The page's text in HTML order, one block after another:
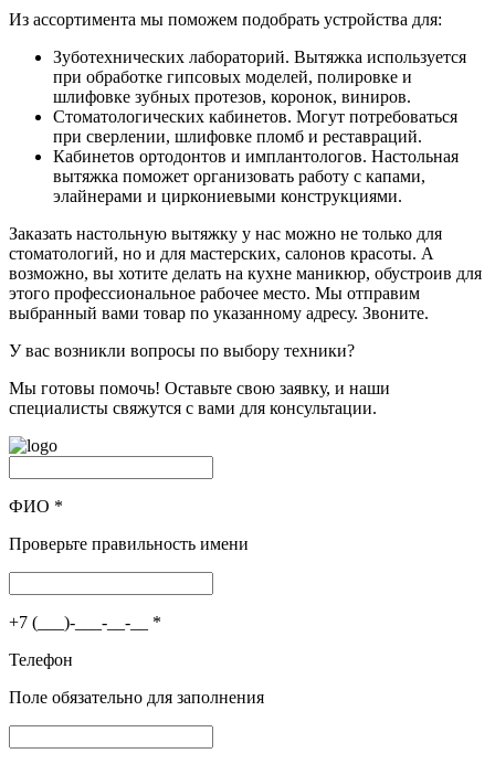
Из ассортимента мы поможем подобрать устройства для:
Зуботехнических лабораторий. Вытяжка используется
при обработке гипсовых моделей, полировке и
шлифовке зубных протезов, коронок, виниров.
Стоматологических кабинетов. Могут потребоваться
при сверлении, шлифовке пломб и реставраций.
Кабинетов ортодонтов и имплантологов. Настольная
вытяжка поможет организовать работу с капами,
элайнерами и циркониевыми конструкциями.
Заказать настольную вытяжку у нас можно не только для
стоматологий, но и для мастерских, салонов красоты. А
возможно, вы хотите делать на кухне маникюр, обустроив для
этого профессиональное рабочее место. Мы отправим
выбранный вами товар по указанному адресу. Звоните.
У вас возникли вопросы по выбору техники?
Мы готовы помочь! Оставьте свою заявку, и наши
специалисты свяжутся с вами для консультации.
ФИО *
Проверьте правильность имени
+7 (___)-___-__-__ *
Телефон
Поле обязательно для заполнения